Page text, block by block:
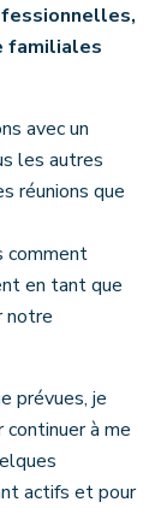
familiales
avec un
les autres
réunions que
comment
en tant que
notre
prévues, je
continuer à me
actifs et pour